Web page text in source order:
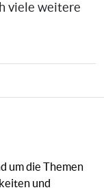
viele weitere
um die Themen
und